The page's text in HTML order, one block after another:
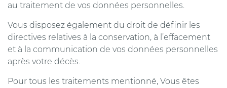
au traitement de vos données personnelles.
Vous disposez également du droit de définir les
directives relatives à la conservation, à l’effacement
et à la communication de vos données personnelles
après votre décès.
Pour tous les traitements mentionné, Vous êtes